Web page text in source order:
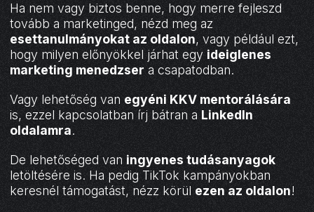
Ha nem vagy biztos benne, hogy merre fejleszd
tovább a marketinged, nézd meg az
esettanulmányokat az oldalon, vagy például ezt,
hogy milyen előnyökkel járhat egy ideiglenes
marketing menedzser a csapatodban.
Vagy lehetőség van egyéni KKV mentorálására
is, ezzel kapcsolatban írj bátran a LinkedIn
oldalamra.
De lehetőséged van ingyenes tudásanyagok
letöltésére is. Ha pedig TikTok kampányokban
keresnél támogatást, nézz körül ezen az oldalon!